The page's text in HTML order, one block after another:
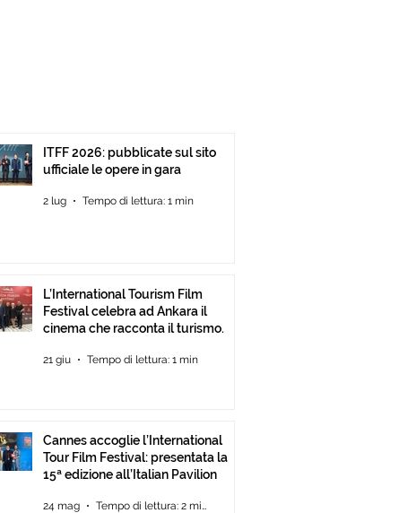
ITFF 2026: pubblicate sul sito
ufficiale le opere in gara
2 lug Tempo di lettura: 1 min
L’International Tourism Film
Festival celebra ad Ankara il
cinema che racconta il turismo.
21 giu Tempo di lettura: 1 min
Cannes accoglie l’International
Tour Film Festival: presentata la
15ª edizione all’Italian Pavilion
24 mag Tempo di lettura: 2 min